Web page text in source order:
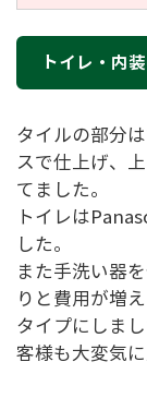
トイレ・内
タイルの部分
スで仕上げ、
てました。
トイレは
した。
また手洗い器
りと費用が増
タイプにしま
客様も大変気